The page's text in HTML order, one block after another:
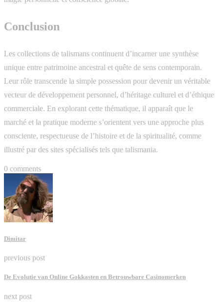
Conclusion
Les collections de talismans continuent d’incarner une synthèse
unique entre patrimoine ancestral et quête de sens contemporain.
Leur rôle transcende la simple possession pour devenir un véritable
vecteur de développement personnel, d’héritage culturel et d’éthique
commerciale. En explorant cette thématique, il apparaît que le
marché et la pratique moderne s’orientent vers une approche plus
consciente, respectueuse de l’histoire et de la spiritualité, comme
illustré par des sites spécialisés tels que talismania.
0 comments
Dimitar
previous post
De Evolutie van Online Gokkasten en Betrouwbare Casinomerken
next post